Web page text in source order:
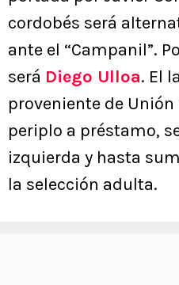
cordobés será
ante el “Campanil”.
será Diego Ulloa. El
proveniente de Unión
periplo a préstamo,
izquierda y hasta
la selección adulta.